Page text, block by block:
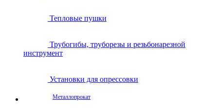
Тепловые пушки
Трубогибы, труборезы и резьбонарезной
инструмент
Установки для опрессовки
Металлопрокат